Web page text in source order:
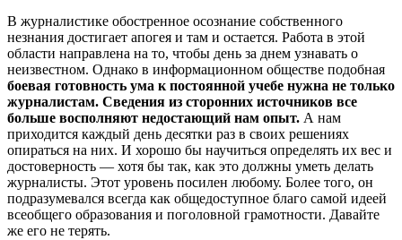
В журналистике обостренное осознание собственного
незнания достигает апогея и там и остается. Работа в этой
области направлена на то, чтобы день за днем узнавать о
неизвестном. Однако в информационном обществе подобная
боевая готовность ума к постоянной учебе нужна не только
журналистам. Сведения из сторонних источников все
больше восполняют недостающий нам опыт. А нам
приходится каждый день десятки раз в своих решениях
опираться на них. И хорошо бы научиться определять их вес и
достоверность — хотя бы так, как это должны уметь делать
журналисты. Этот уровень посилен любому. Более того, он
подразумевался всегда как общедоступное благо самой идеей
всеобщего образования и поголовной грамотности. Давайте
же его не терять.